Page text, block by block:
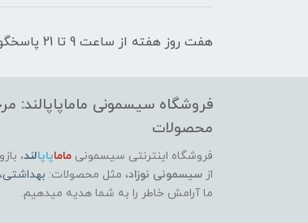
هفت روز هفته از ساعت 9 تا 21 پاسخگوی شما هستیم
فروشگاه سیسمونی ماماپاپالند:
محصولات
فروشگاه اینترنتی سیسمونی ماماپاپالند،
از سیسمونی نوزاد، مثل محصولات: بهداشتی،
ما آرامش خاطر را به شما هدیه میدهیم.